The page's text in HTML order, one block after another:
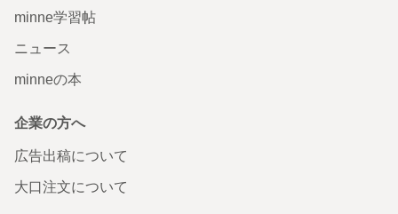
minne学習帖
ニュース
minneの本
企業の方へ
広告出稿について
大口注文について